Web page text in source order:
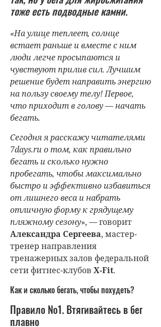
тоже есть подводные камни.
«На улице теплеет, солнце
встает раньше и вместе с ним
люди легче просыпаются и
чувствуют прилив сил. Лучшим
решение будет направить энергию
на пользу своему телу! Первое,
что приходит в голову — начать
бегать.
Сегодня я расскажу читателями
7days.ru о том, как правильно
бегать и сколько нужно
пробегать, чтобы максимально
быстро и эффективно избавиться
от лишнего веса и набрать
отличную форму к грядущему
пляжному сезону», — говорит
Александра Сергеева, мастер-
тренер направления
тренажерных залов федеральной
сети фитнес-клубов X-Fit.
Как и сколько бегать, чтобы похудеть?
Правило №1. Втягивайтесь в бег
плавно